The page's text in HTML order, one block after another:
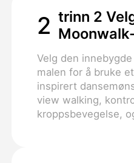
2 trinn 2
Velg den
malen for å bruke
inspirert
view walking,
kroppsbevegelse,